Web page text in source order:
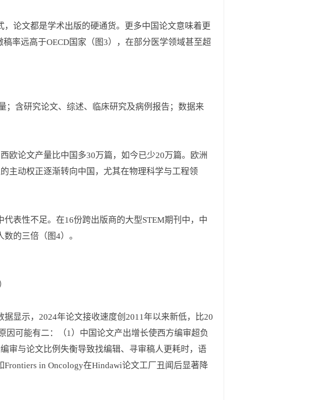
论文都是学术出版的硬通货。更多中国论文意味着更
率远高于OECD国家（图3），在部分医学领域甚至超
；含研究论文、综述、临床研究及病例报告；数据来
欧论文产量比中国多30万篇，如今已少20万篇。欧洲
主动权正逐渐转向中国，尤其在物理科学与工程领
表性不足。在16份跨出版商的大型STEM期刊中，中
的三倍（图4）。
显示，2024年论文接收速度创2011年以来新低，比20
因可能有二：（1）中国论文产出增长使西方编审超负
审与论文比例失衡导致找编辑、寻审稿人更耗时，语
in Oncology在Hindawi论文工厂丑闻后显著降